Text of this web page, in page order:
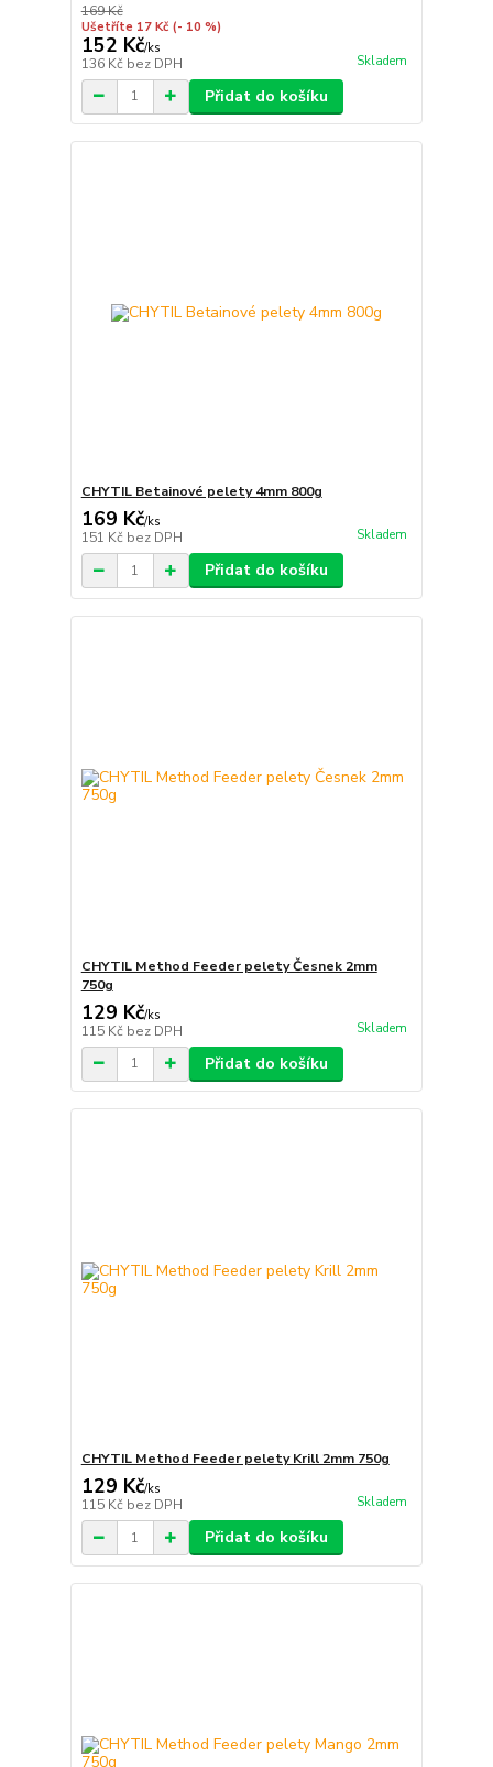
169 Kč
Ušetříte 17 Kč (- 10 %)
152 Kč/ks
136 Kč bez DPH Skladem
Přidat do košíku
CHYTIL Betainové pelety 4mm 800g
169 Kč/ks
151 Kč bez DPH Skladem
Přidat do košíku
CHYTIL Method Feeder pelety Česnek 2mm
750g
129 Kč/ks
115 Kč bez DPH Skladem
Přidat do košíku
CHYTIL Method Feeder pelety Krill 2mm 750g
129 Kč/ks
115 Kč bez DPH Skladem
Přidat do košíku